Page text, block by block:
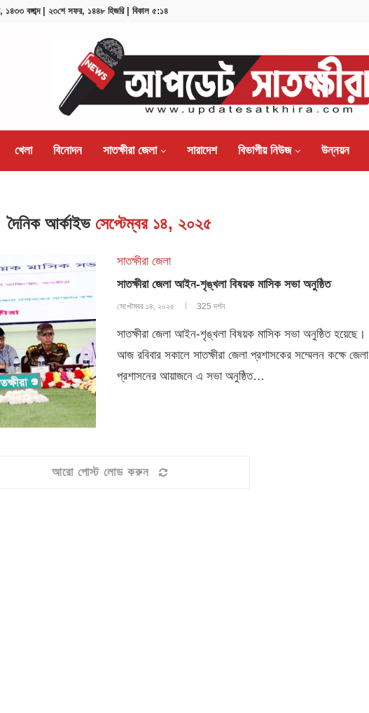
১৪৩৩ বঙ্গাব্দ | ২৩শে সফর, ১৪৪৮ হিজরি | বিকাল ৫:১৪
খেলা বিনোদন সাতক্ষীরা জেলা সারাদেশ বিভাগীয় নিউজ উন্নয়ন
দৈনিক আর্কাইভ সেপ্টেম্বর ১৪, ২০২৫
সাতক্ষীরা জেলা
সাতক্ষীরা জেলা আইন-শৃঙ্খলা বিষয়ক মাসিক সভা অনুষ্ঠিত
সেপ্টেম্বর ১৪, ২০২৫ 325 দর্শন
সাতক্ষীরা জেলা আইন-শৃঙ্খলা বিষয়ক মাসিক সভা অনুষ্ঠিত হয়েছে।
আজ রবিবার সকালে সাতক্ষীরা জেলা প্রশাসকের সম্মেলন কক্ষে জেলা
প্রশাসনের আয়াজনে এ সভা অনুষ্ঠিত…
আরো পোস্ট লোড করুন